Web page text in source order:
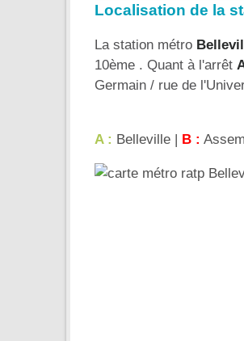
Localisation de la
La station métro
10ème . Quant à l'arrêt
Germain / rue de
A : Belleville | B :